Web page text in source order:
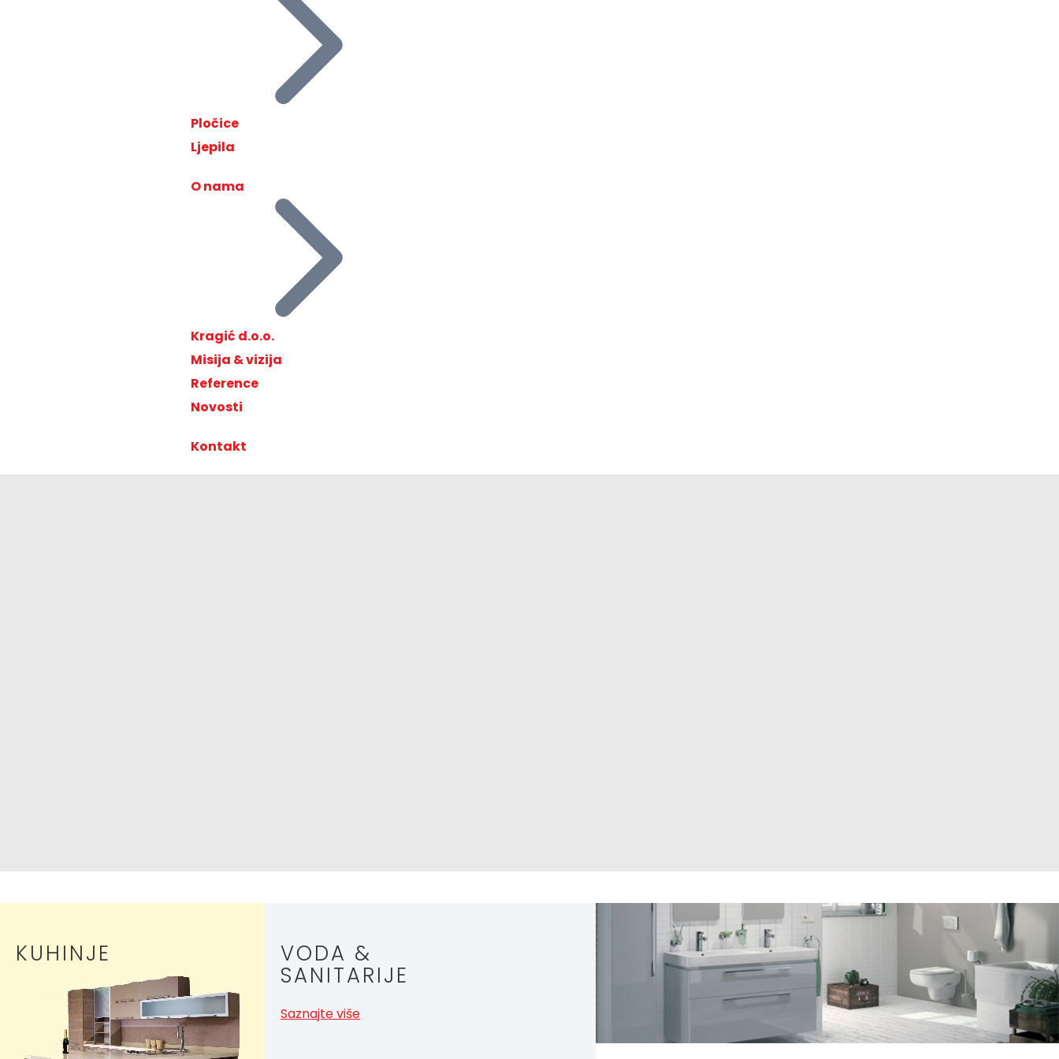
Pločice
Ljepila
O nama
Kragić d.o.o.
Misija & vizija
Reference
Novosti
Kontakt
KUHINJE VODA &
SANITARIJE
Saznajte više